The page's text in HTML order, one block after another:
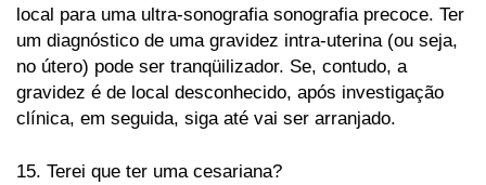
local para uma ultra-sonografia sonografia precoce. Ter
um diagnóstico de uma gravidez intra-uterina (ou seja,
no útero) pode ser tranqüilizador. Se, contudo, a
gravidez é de local desconhecido, após investigação
clínica, em seguida, siga até vai ser arranjado.
15. Terei que ter uma cesariana?